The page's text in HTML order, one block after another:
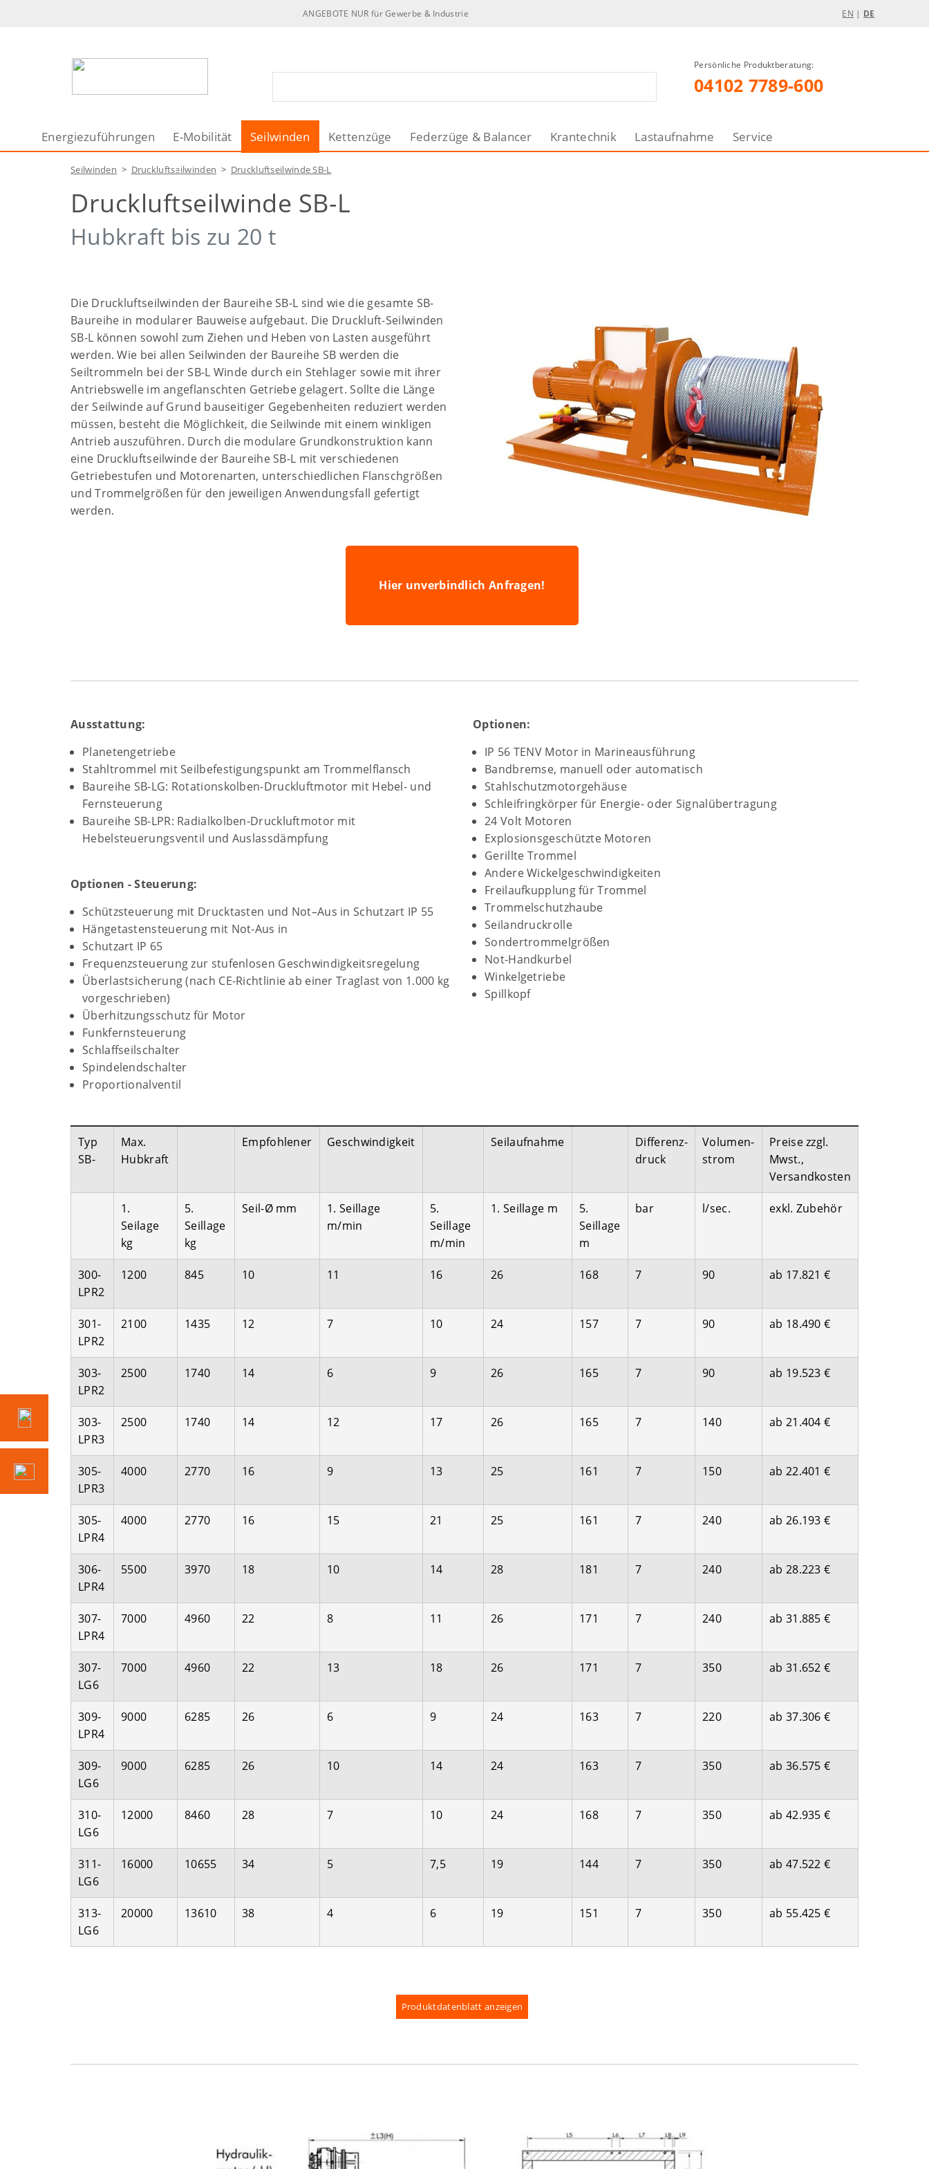
ANGEBOTE NUR für Gewerbe & Industrie EN | DE
Persönliche Produktberatung:
04102 7789-600
Energiezuführungen E-Mobilität Seilwinden Kettenzüge Federzüge & Balancer Krantechnik Lastaufnahme Service
Seilwinden > Druckluftseilwinden > Druckluftseilwinde SB-L
Druckluftseilwinde SB-L
Hubkraft bis zu 20 t
Die Druckluftseilwinden der Baureihe SB-L sind wie die gesamte SB-
Baureihe in modularer Bauweise aufgebaut. Die Druckluft-Seilwinden
SB-L können sowohl zum Ziehen und Heben von Lasten ausgeführt
werden. Wie bei allen Seilwinden der Baureihe SB werden die
Seiltrommeln bei der SB-L Winde durch ein Stehlager sowie mit ihrer
Antriebswelle im angeflanschten Getriebe gelagert. Sollte die Länge
der Seilwinde auf Grund bauseitiger Gegebenheiten reduziert werden
müssen, besteht die Möglichkeit, die Seilwinde mit einem winkligen
Antrieb auszuführen. Durch die modulare Grundkonstruktion kann
eine Druckluftseilwinde der Baureihe SB-L mit verschiedenen
Getriebestufen und Motorenarten, unterschiedlichen Flanschgrößen
und Trommelgrößen für den jeweiligen Anwendungsfall gefertigt
werden.
Hier unverbindlich Anfragen!
Ausstattung:
Planetengetriebe
Stahltrommel mit Seilbefestigungspunkt am Trommelflansch
Baureihe SB-LG: Rotationskolben-Druckluftmotor mit Hebel- und
Fernsteuerung
Baureihe SB-LPR: Radialkolben-Druckluftmotor mit
Hebelsteuerungsventil und Auslassdämpfung
Optionen - Steuerung:
Schützsteuerung mit Drucktasten und Not–Aus in Schutzart IP 55
Hängetastensteuerung mit Not-Aus in
Schutzart IP 65
Frequenzsteuerung zur stufenlosen Geschwindigkeitsregelung
Überlastsicherung (nach CE-Richtlinie ab einer Traglast von 1.000 kg
vorgeschrieben)
Überhitzungsschutz für Motor
Funkfernsteuerung
Schlaffseilschalter
Spindelendschalter
Proportionalventil
Optionen:
IP 56 TENV Motor in Marineausführung
Bandbremse, manuell oder automatisch
Stahlschutzmotorgehäuse
Schleifringkörper für Energie- oder Signalübertragung
24 Volt Motoren
Explosionsgeschützte Motoren
Gerillte Trommel
Andere Wickelgeschwindigkeiten
Freilaufkupplung für Trommel
Trommelschutzhaube
Seilandruckrolle
Sondertrommelgrößen
Not-Handkurbel
Winkelgetriebe
Spillkopf
Typ
SB-
Max.
Hubkraft
Empfohlener Geschwindigkeit Seilaufnahme
Differenz-
druck
Volumen-
strom
Preise zzgl.
Mwst.,
Versandkosten
1.
Seilage
kg
5.
Seillage
kg
Seil-Ø mm
1. Seillage
m/min
5.
Seillage
m/min
1. Seillage m
5.
Seillage
m
bar l/sec. exkl. Zubehör
300-
LPR2
1200 845 10 11 16 26 168 7 90 ab 17.821 €
301-
LPR2
2100 1435 12 7 10 24 157 7 90 ab 18.490 €
303-
LPR2
2500 1740 14 6 9 26 165 7 90 ab 19.523 €
303-
LPR3
2500 1740 14 12 17 26 165 7 140 ab 21.404 €
305-
LPR3
4000 2770 16 9 13 25 161 7 150 ab 22.401 €
305-
LPR4
4000 2770 16 15 21 25 161 7 240 ab 26.193 €
306-
LPR4
5500 3970 18 10 14 28 181 7 240 ab 28.223 €
307-
LPR4
7000 4960 22 8 11 26 171 7 240 ab 31.885 €
307-
LG6
7000 4960 22 13 18 26 171 7 350 ab 31.652 €
309-
LPR4
9000 6285 26 6 9 24 163 7 220 ab 37.306 €
309-
LG6
9000 6285 26 10 14 24 163 7 350 ab 36.575 €
310-
LG6
12000 8460 28 7 10 24 168 7 350 ab 42.935 €
311-
LG6
16000 10655 34 5 7,5 19 144 7 350 ab 47.522 €
313-
LG6
20000 13610 38 4 6 19 151 7 350 ab 55.425 €
Produktdatenblatt anzeigen